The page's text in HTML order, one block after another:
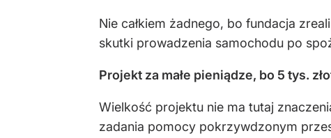
Nie całkiem żadnego, bo fundacja
skutki prowadzenia samochodu po
Projekt za małe pieniądze, bo 5 tys.
Wielkość projektu nie ma tutaj
zadania pomocy pokrzywdzonym